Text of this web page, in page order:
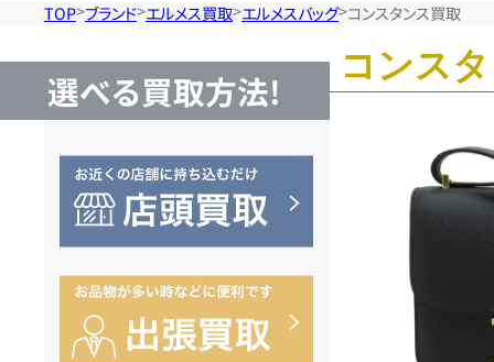
TOP ブランド エルメス買取 エルメスバッグ コンスタンス買取
選べる買取方法!
コンス